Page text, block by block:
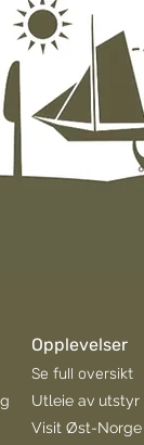
En
Opplevelser
Se full oversikt
Utleie av utstyr
Visit Øst-Norge